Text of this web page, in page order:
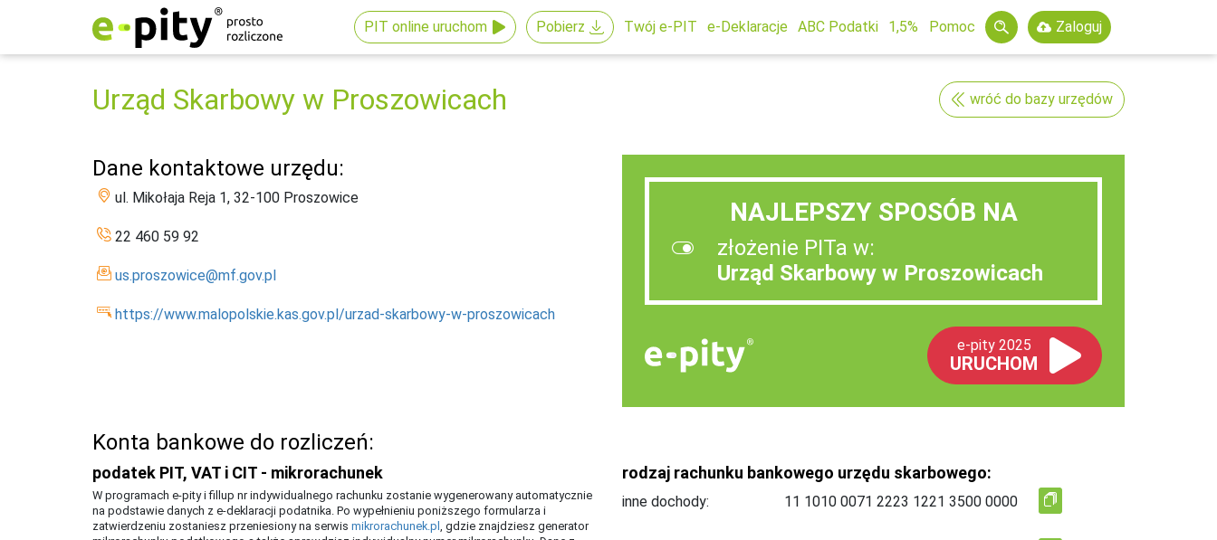
PIT online uruchom Pobierz Twój e-PIT e-Deklaracje ABC Podatki 1,5% Pomoc Zaloguj
Urząd Skarbowy w Proszowicach wróć do bazy urzędów
Dane kontaktowe urzędu:
ul. Mikołaja Reja 1, 32-100 Proszowice
22 460 59 92
us.proszowice@mf.gov.pl
https://www.malopolskie.kas.gov.pl/urzad-skarbowy-w-proszowicach
NAJLEPSZY SPOSÓB NA
złożenie PITa w:
Urząd Skarbowy w Proszowicach
e-pity 2025
URUCHOM
Konta bankowe do rozliczeń:
podatek PIT, VAT i CIT - mikrorachunek
W programach e-pity i fillup nr indywidualnego rachunku zostanie wygenerowany automatycznie
na podstawie danych z e-deklaracji podatnika. Po wypełnieniu poniższego formularza i
zatwierdzeniu zostaniesz przeniesiony na serwis mikrorachunek.pl , gdzie znajdziesz generator
rodzaj rachunku bankowego urzędu skarbowego:
inne dochody: